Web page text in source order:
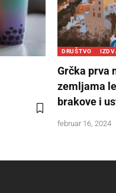
DRUŠTVO
Grčka prva
zemljama
brakove i
februar 16, 2024